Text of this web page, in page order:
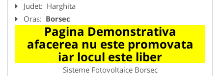
Judet: Harghita
Oras: Borsec
Pagina Demonstrativa
afacerea nu este promovata
iar locul este liber
Sisteme Fotovoltaice Borsec